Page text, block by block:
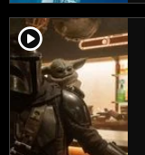
player2